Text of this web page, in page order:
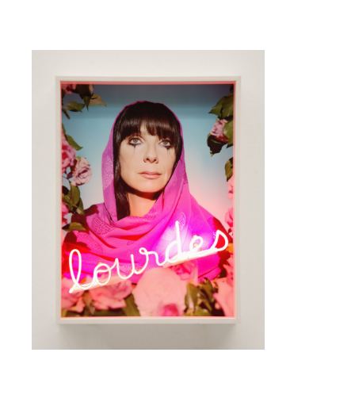
Statut / Organisation
J'accepte lestermes et conditions
* Champ obligatoire
Adresse email*
Prénom
Statut / Organisation
J'accepte lestermes et conditions
* Champ obligatoire